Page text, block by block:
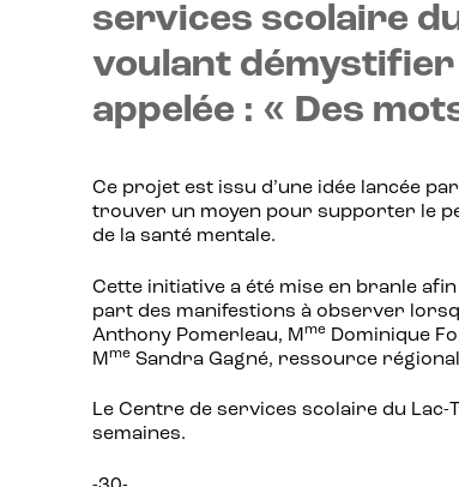
services scolaire
voulant démystifier
appelée : « Des
Ce projet est issu d’une idée lancée
trouver un moyen pour supporter le
de la santé mentale.
Cette initiative a été mise en branle
part des manifestions à observer
Anthony Pomerleau, M me Dominique
M me Sandra Gagné, ressource
Le Centre de services scolaire du
semaines.